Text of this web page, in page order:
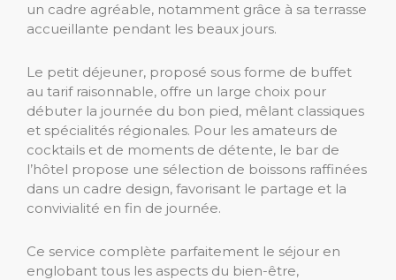
un cadre agréable, notamment grâce à sa terrasse
accueillante pendant les beaux jours.
Le petit déjeuner, proposé sous forme de buffet
au tarif raisonnable, offre un large choix pour
débuter la journée du bon pied, mêlant classiques
et spécialités régionales. Pour les amateurs de
cocktails et de moments de détente, le bar de
l’hôtel propose une sélection de boissons raffinées
dans un cadre design, favorisant le partage et la
convivialité en fin de journée.
Ce service complète parfaitement le séjour en
englobant tous les aspects du bien-être,